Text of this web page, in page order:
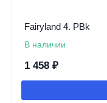
Fairyland 4. PBk
В наличии
1 458 ₽